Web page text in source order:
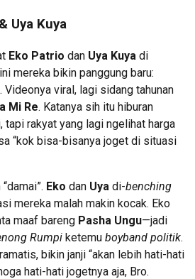
& Uya Kuya
Eko Patrio dan Uya Kuya di
mereka bikin panggung baru:
. Videonya viral, lagi sidang tahunan
Mi Re. Katanya sih itu hiburan
rakyat yang lagi ngelihat harga
“kok bisa-bisanya joget di situasi
Eko dan Uya di-benching
mereka malah makin kocak. Eko
maaf bareng Pasha Ungu—jadi
Rumpi ketemu boyband politik.
bikin janji “akan lebih hati-hati
hati-hati jogetnya aja, Bro.